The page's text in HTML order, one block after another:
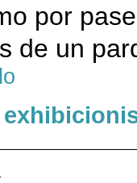
por
de un